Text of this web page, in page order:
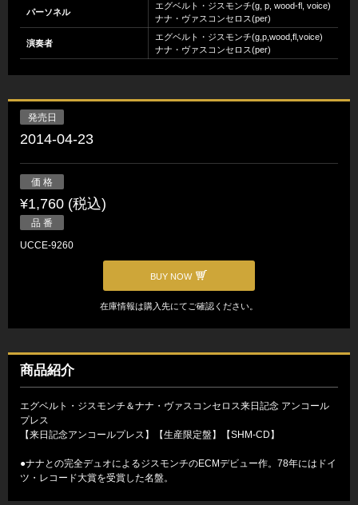
パーソネル
エグベルト・ジスモンチ(g, p, wood-fl, voice)
ナナ・ヴァスコンセロス(per)
演奏者
エグベルト・ジスモンチ(g,p,wood,fl,voice)
ナナ・ヴァスコンセロス(per)
発売日
2014-04-23
価 格
¥1,760 (税込)
品 番
UCCE-9260
BUY NOW
在庫情報は購入先にてご確認ください。
商品紹介
エグベルト・ジスモンチ＆ナナ・ヴァスコンセロス来日記念 アンコール
プレス
【来日記念アンコールプレス】【生産限定盤】【SHM-CD】
●ナナとの完全デュオによるジスモンチのECMデビュー作。78年にはドイ
ツ・レコード大賞を受賞した名盤。